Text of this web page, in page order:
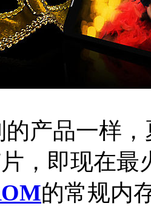
产品一样
，即现在最
的常规内